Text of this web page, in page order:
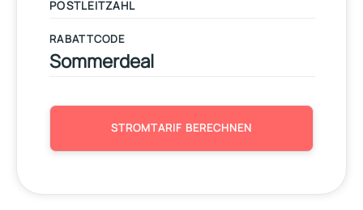
RABATTCODE
STROMTARIF BERECHNEN